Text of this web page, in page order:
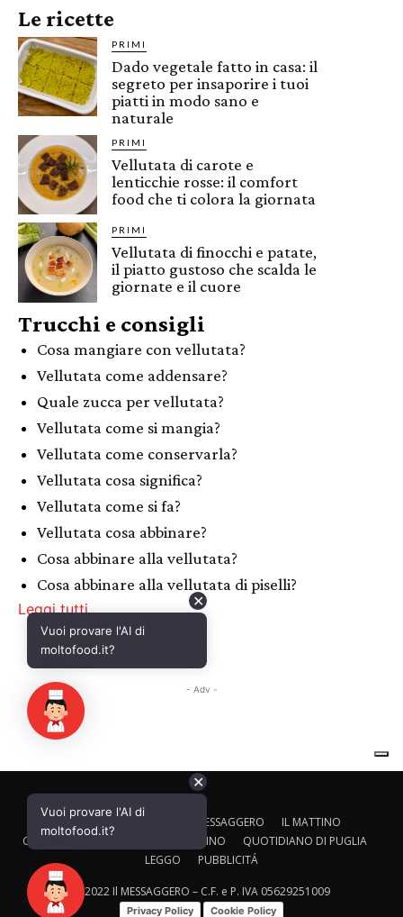
CALTAGIRONE EDITORE IL MESSAGGERO
IL MATTINO
CORRIERE ADRIATICO
IL GAZZETTINO
QUOTIDIANO DI PUGLIA
LEGGO
PUBBLICITÁ
© 2022 Il MESSAGGERO – C.F. e P. IVA 05629251009
Privacy Policy Cookie Policy
✕
Vuoi provare l'AI di
moltofood.it?